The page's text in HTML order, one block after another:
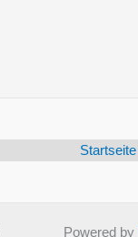
Startseite
Powered by